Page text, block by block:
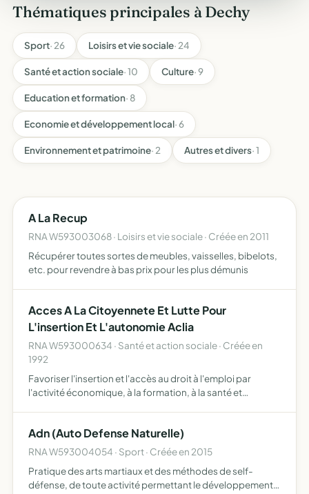
Thématiques principales à Dechy
Sport· 26 Loisirs et vie sociale· 24
Santé et action sociale· 10 Culture· 9
Education et formation· 8
Economie et développement local· 6
Environnement et patrimoine· 2 Autres et divers· 1
A La Recup
RNA W593003068 · Loisirs et vie sociale · Créée en 2011
Récupérer toutes sortes de meubles, vaisselles, bibelots,
etc. pour revendre à bas prix pour les plus démunis
Acces A La Citoyennete Et Lutte Pour
L'insertion Et L'autonomie Aclia
RNA W593000634 · Santé et action sociale · Créée en
1992
Favoriser l'insertion et l'accès au droit à l'emploi par
l'activité économique, à la formation, à la santé et
Adn (Auto Defense Naturelle)
RNA W593004054 · Sport · Créée en 2015
Pratique des arts martiaux et des méthodes de self-
défense, de toute activité permettant le développement